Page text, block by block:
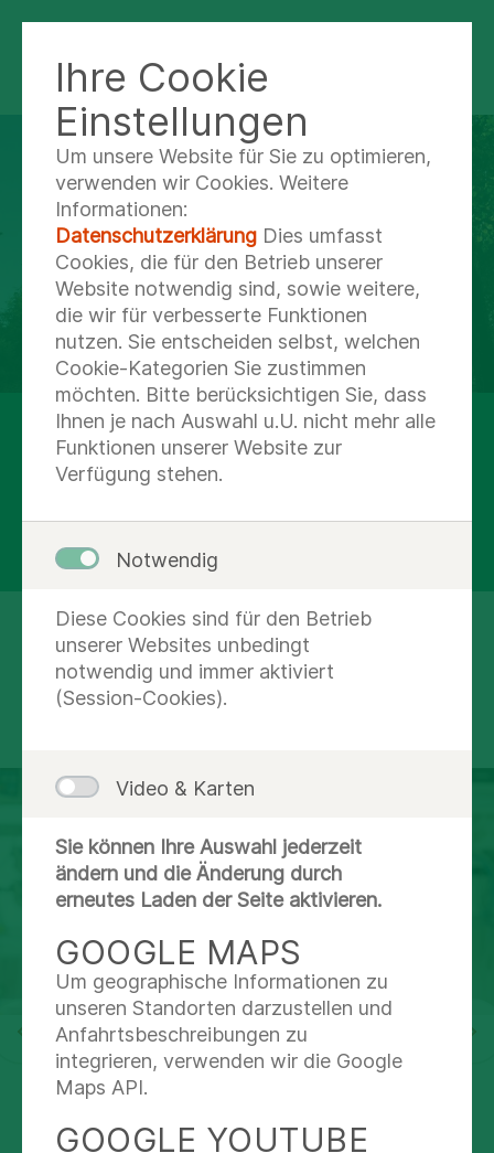
FACHKLINIK FÜRSTENHOF
Ihre Fach- und Rehabilitationsklinik für
Neurologie und Psychosomatische Medizin
Wir helfen Ihnen, in den Alltag
zurückzukehren.
REHABILITATION IN BAD
Du lebst Pflege? Wir auch.
Wir wachsen weiter und suchen nette Kollegen
jetzt in unser starkes Pflegeteam und bewirb
Ihre Cookie
Einstellungen
Um unsere Website für Sie zu optimieren,
verwenden wir Cookies. Weitere
Informationen:
Datenschutzerklärung Dies umfasst
Cookies, die für den Betrieb unserer
Website notwendig sind, sowie weitere,
die wir für verbesserte Funktionen
nutzen. Sie entscheiden selbst, welchen
Cookie-Kategorien Sie zustimmen
möchten. Bitte berücksichtigen Sie, dass
Ihnen je nach Auswahl u.U. nicht mehr alle
Funktionen unserer Website zur
Verfügung stehen.
Notwendig
Diese Cookies sind für den Betrieb
unserer Websites unbedingt
notwendig und immer aktiviert
(Session-Cookies).
Video & Karten
Sie können Ihre Auswahl jederzeit
ändern und die Änderung durch
erneutes Laden der Seite aktivieren.
GOOGLE MAPS
Um geographische Informationen zu
unseren Standorten darzustellen und
Anfahrtsbeschreibungen zu
integrieren, verwenden wir die Google
Maps API.
GOOGLE YOUTUBE